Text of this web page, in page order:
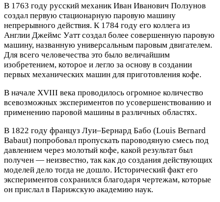
В 1763 году русский механик Иван Иванович Ползунов
создал первую стационарную паровую машину
непрерывного действия. К 1784 году его коллега из
Англии Джеймс Уатт создал более совершенную паровую
машину, названную универсальным паровым двигателем.
Для всего человечества это было величайшим
изобретением, которое и легло за основу в создании
первых механических машин для приготовления кофе.
В начале XVIII века проводилось огромное количество
всевозможных экспериментов по усовершенствованию и
применению паровой машины в различных областях.
В 1822 году француз Луи–Бернард Бабо (Louis Bernard
Babaut) попробовал пропускать пароводяную смесь под
давлением через молотый кофе, какой результат был
получен — неизвестно, так как до создания действующих
моделей дело тогда не дошло. Исторический факт его
экспериментов сохранился благодаря чертежам, которые
он прислал в Парижскую академию наук.